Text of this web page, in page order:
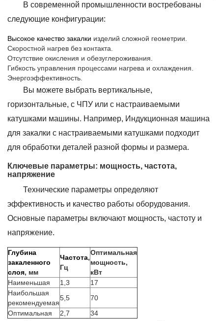
В современной промышленности востребованы
следующие конфигурации:
Высокое качество закалки изделий сложной геометрии.
Скоростной нагрев без контакта.
Отсутствие окисления и обезуглероживания.
Гибкость управления процессами нагрева и охлаждения.
Энергоэффективность.
Вы можете выбрать вертикальные,
горизонтальные, с ЧПУ или с настраиваемыми
катушками машины. Например, Индукционная машина
для закалки с настраиваемыми катушками подходит
для обработки деталей разной формы и размера.
Ключевые параметры: мощность, частота,
напряжение
Технические параметры определяют
эффективность и качество работы оборудования.
Основные параметры включают мощность, частоту и
напряжение.
Глубина
закаленного
слоя, мм
Частота,
Гц
Оптимальная
мощность,
кВт
Наименьшая
1,3
17
Наибольшая
рекомендуемая
5,5
70
Оптимальная
2,7 34